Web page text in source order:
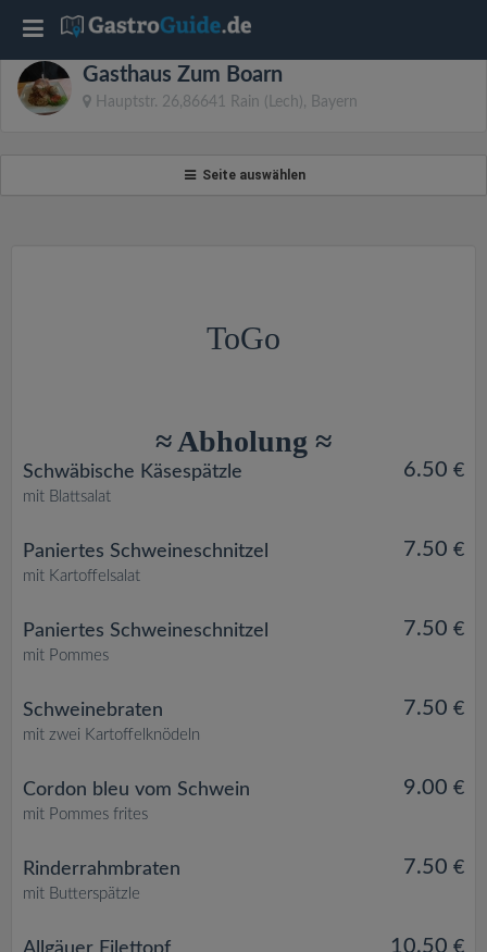
Gasthaus Zum Boarn
Hauptstr. 26,86641 Rain (Lech), Bayern
Seite auswählen
ToGo
≈ Abholung ≈
Schwäbische Käsespätzle
mit Blattsalat
6.50 €
Paniertes Schweineschnitzel
mit Kartoffelsalat
7.50 €
Paniertes Schweineschnitzel
mit Pommes
7.50 €
Schweinebraten
mit zwei Kartoffelknödeln
7.50 €
Cordon bleu vom Schwein
mit Pommes frites
9.00 €
Rinderrahmbraten
mit Butterspätzle
7.50 €
10.50 €
T
o
v
i
a
t
n